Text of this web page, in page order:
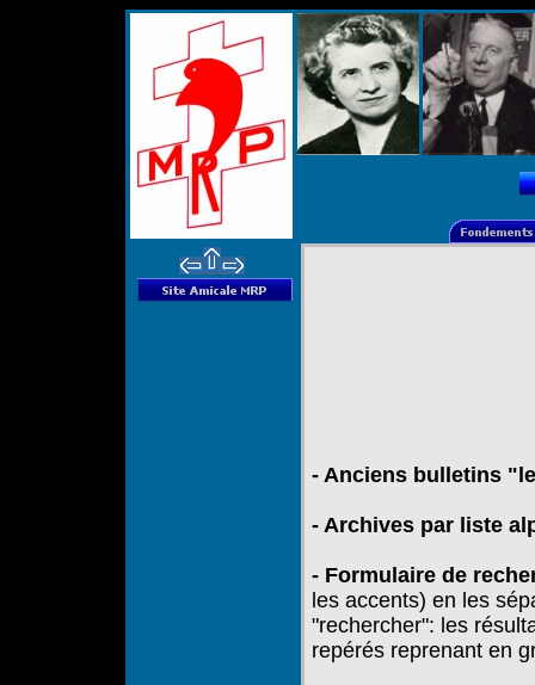
- Anciens bulletins
- Archives par liste
- Formulaire de
les accents) en les
"rechercher": les
repérés reprenant en